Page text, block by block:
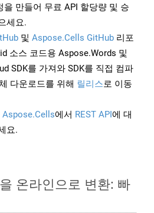
을 만들어 무료 API 할당량 및 승
세요.
및 Aspose.Cells GitHub 리포
소스 코드용 Aspose.Words 및
SDK를 가져와 SDK를 직접 컴파
다운로드를 위해 릴리스로 이동
Aspose.Cells에서 REST API에 대
요.
온라인으로 변환: 빠